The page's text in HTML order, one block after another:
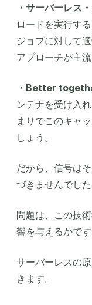
・サーバーレス
ロードを実行す
ジョブに対して
アプローチが主
・Better
ンテナを受け入
まりでこのキャ
しょう。
だから、信号は
づきませんでした
問題は、この技
響を与えるかです
サーバーレスの
きます。